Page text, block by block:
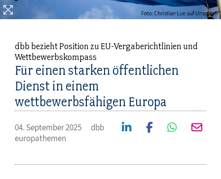
dbb bezieht Position zu EU-Vergaberichtlinien und
Wettbewerbskompass
Für einen starken öffentlichen
Dienst in einem
wettbewerbsfähigen Europa
04. September 2025
dbb
europathemen